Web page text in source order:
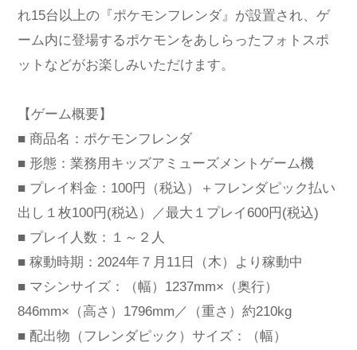
れ15台以上の『ポケモンフレンダ』が設置され、ゲ
ーム内に登場するポケモンをあしらったフォトスポ
ットなどがお楽しみいただけます。
【ゲーム概要】
■ 商品名：ポケモンフレンダ
■ 形態：業務用キッズアミューズメントゲーム機
■ プレイ料金：100円（税込）＋フレンダピック払い
出し１枚100円(税込）／最大１プレイ600円(税込)
■ プレイ人数：１～２人
■ 稼動時期：2024年７月11日（木）より稼動中
■ マシンサイズ：（幅）1237mm×（奥行）
846mm×（高さ）1796mm／（重さ）約210kg
■ 配出物（フレンダピック）サイズ：（幅）